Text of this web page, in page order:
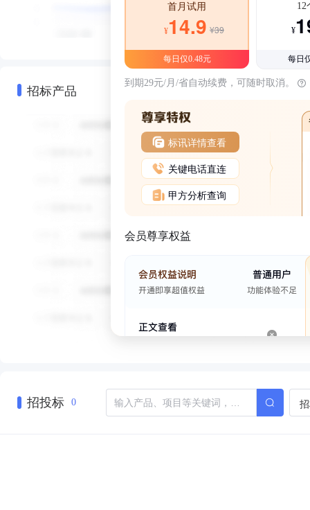
招标产品
首月试用
¥14.9 ¥39
每日仅0.48元
12
¥
每日
到期29元/月/省自动续费，可随时取消。
标讯详情查看
关键电话直连
甲方分析查询
会员尊享权益
招投标 0